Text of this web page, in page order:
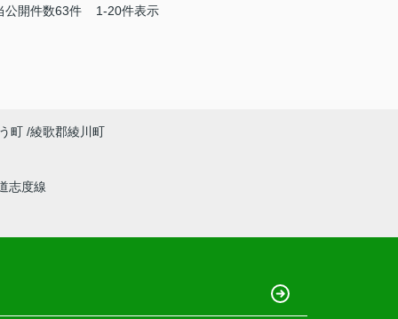
公開件数63件 1-20件表示
町 綾歌郡綾川町
志度線